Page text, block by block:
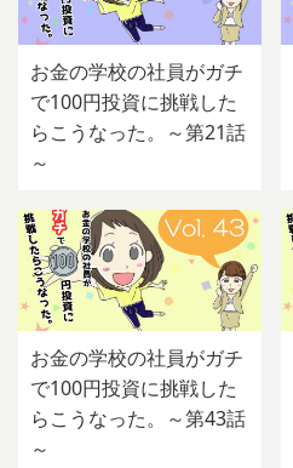
お金の学校の社員がガチ
で100円投資に挑戦した
らこうなった。～第21話
～
お金の学校の社員がガチ
で100円投資に挑戦した
らこうなった。～第43話
～